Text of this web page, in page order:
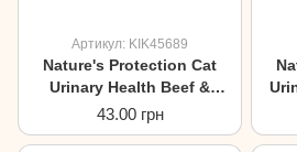
Артикул: KIK45689
Nature's Protection Cat
Urinary Health Beef &
Turkey, 100г
43.00 грн